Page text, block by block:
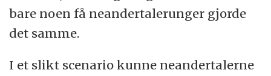
bare noen få neandertalerunger gjorde
det samme.
I et slikt scenario kunne neandertalerne